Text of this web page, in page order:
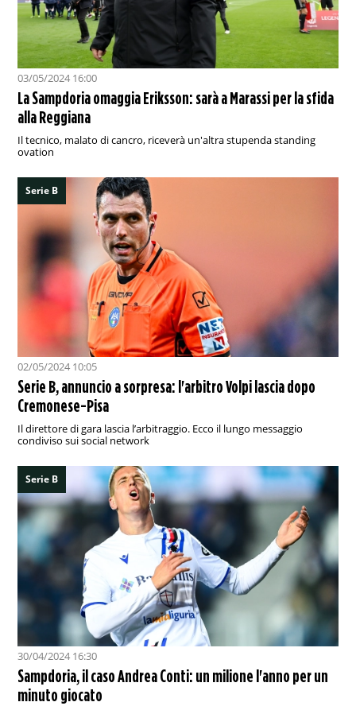
03/05/2024 16:00
La Sampdoria omaggia Eriksson: sarà a Marassi per la sfida
alla Reggiana
Il tecnico, malato di cancro, riceverà un'altra stupenda standing
ovation
Serie B
02/05/2024 10:05
Serie B, annuncio a sorpresa: l'arbitro Volpi lascia dopo
Cremonese-Pisa
Il direttore di gara lascia l’arbitraggio. Ecco il lungo messaggio
condiviso sui social network
Serie B
30/04/2024 16:30
Sampdoria, il caso Andrea Conti: un milione l'anno per un
minuto giocato